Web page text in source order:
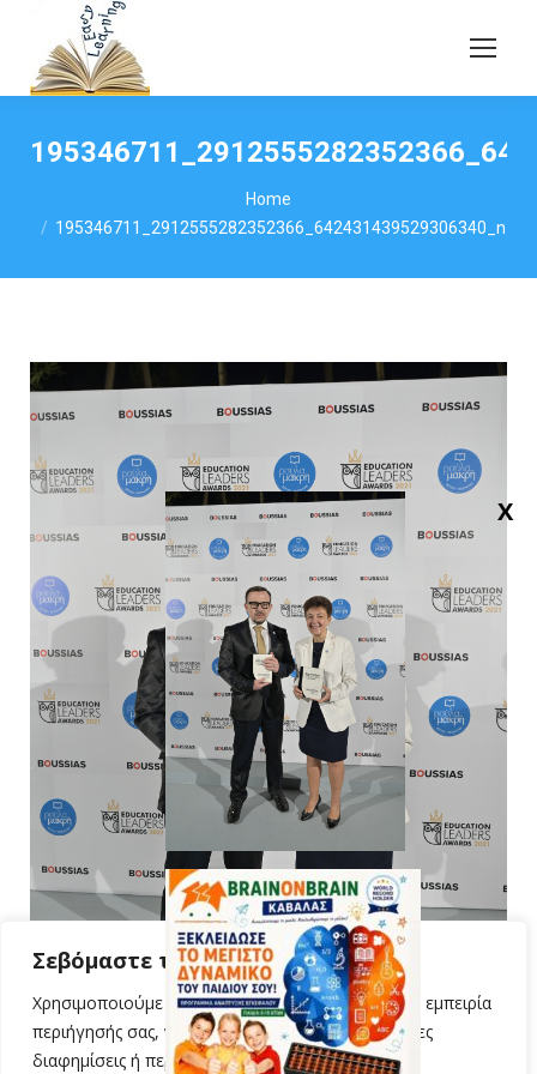
Σεβόμαστε την ιδιωτικότητά σας
Χρησιμοποιούμε cookies για να βελτιώσουμε την εμπειρία
περιήγησής σας, να προβάλλουμε εξατομικευμένες
διαφημίσεις ή περιεχόμενο και να αναλύουμε την
Home
195346711_2912555282352366_642431439529306340_n